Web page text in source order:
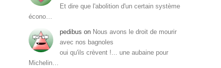
Et dire que l'abolition d'un certain système
écono…
pedibus on Nous avons le droit de mourir
avec nos bagnoles
oui qu'ils crèvent !... une aubaine pour
Michelin…